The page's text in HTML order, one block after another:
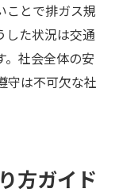
ことで排ガス規
した状況は交通
。社会全体の安
守は不可欠な社
方ガイド